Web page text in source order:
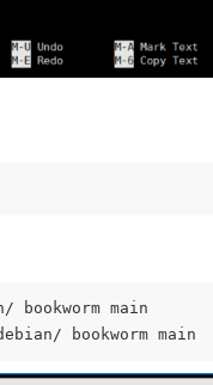
main
bookworm main